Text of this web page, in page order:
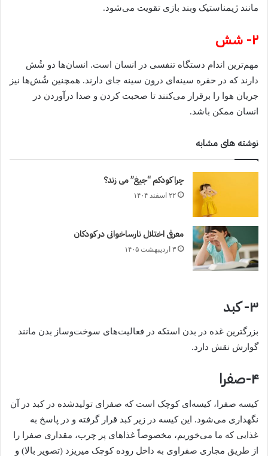
مانند ژیمناستیک وبند بازی تقویت می‌شود.
۲- شش
مهم‌ترین اندام دستگاه تنفسی در انسان است. انسان‌ها دو شُش
دارند که در حفره سینه‌ای درون سینه جای دارند. همچنین شُش‌ها نیز
جریان هوا را برقرار می‌کنند تا صحبت کردن و صدا درآوردن در
انسان ممکن باشد.
نوشته های مشابه
چرا کودکم “جیغ” می زند؟
۲۲ اسفند ۱۴۰۴
معرفی اختلال نارساخوانی در کودکان
۳ اردیبهشت ۱۴۰۵
۳- کبد
بزرگترین غده در بدن استکه در فعالیت‌های سوخت‌وساز بدن مانند
گوارش نقش دارد.
۴-صفرا
کیسه صفرا، کیسه‌ای کوچک است که صفرای تولیدشده در کبد در آن
نگهداری می‌شود. این کیسه در زیر کبد قرار گرفته و در پاسخ به
غذایی که ما می‌خوریم، مخصوصاً غذا‌های پر چرب، مقداری صفرا را
از طریق مجاری صفراوی به داخل روده کوچک میریزد (تصویر بالا) و